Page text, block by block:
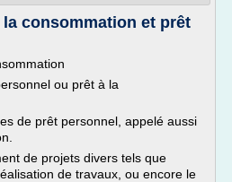
consommation et prêt
ou prêt à la
de prêt personnel, appelé aussi
de projets divers tels que
de travaux, ou encore le